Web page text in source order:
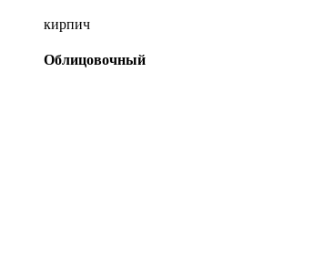
кирпич
Облицовочный